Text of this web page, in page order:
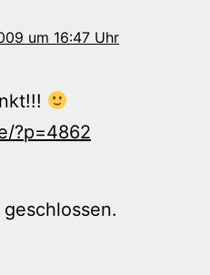
um 16:47 Uhr
?p=4862